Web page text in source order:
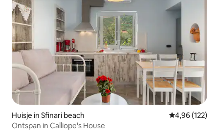
Huisje in Sfinari beach Gemiddelde
4,96 (122)
Ontspan in Calliope's House